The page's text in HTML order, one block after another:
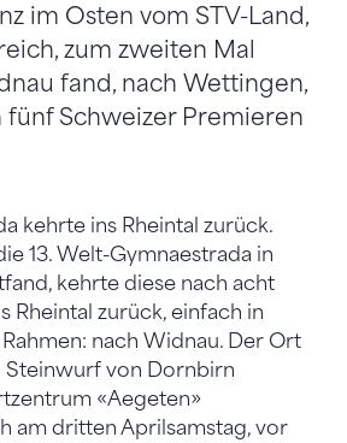
im Osten vom STV-Land,
zum zweiten Mal
fand, nach Wettingen,
fünf Schweizer Premieren
kehrte ins Rheintal zurück.
13. Welt-Gymnaestrada in
kehrte diese nach acht
Rheintal zurück, einfach in
nach Widnau. Der Ort
Steinwurf von Dornbirn
«Aegeten»
am dritten Aprilsamstag, vor